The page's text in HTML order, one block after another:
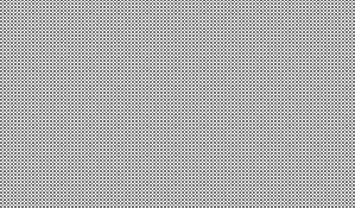
Facebook
X
Linkedin
Instagram